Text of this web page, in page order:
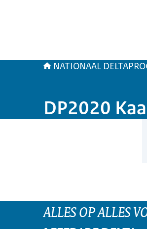
NATIONAAL
DP2020
ALLES OP ALLES